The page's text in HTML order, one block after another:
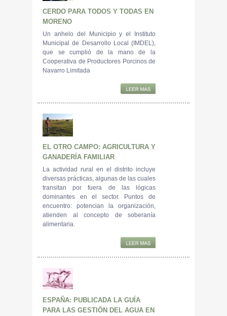
CERDO PARA TODOS Y TODAS EN
MORENO
Un anhelo del Municipio y el Instituto
Municipal de Desarrollo Local (IMDEL),
que se cumplió de la mano de la
Cooperativa de Productores Porcinos de
Navarro Limitada
EL OTRO CAMPO: AGRICULTURA Y
GANADERÍA FAMILIAR
La actividad rural en el distrito incluye
diversas prácticas, algunas de las cuales
transitan por fuera de las lógicas
dominantes en el sector. Puntos de
encuentro: potencian la organización,
atienden al concepto de soberanía
alimentaria.
ESPAÑA: PUBLICADA LA GUÍA
PARA LAS GESTIÖN DEL AGUA EN